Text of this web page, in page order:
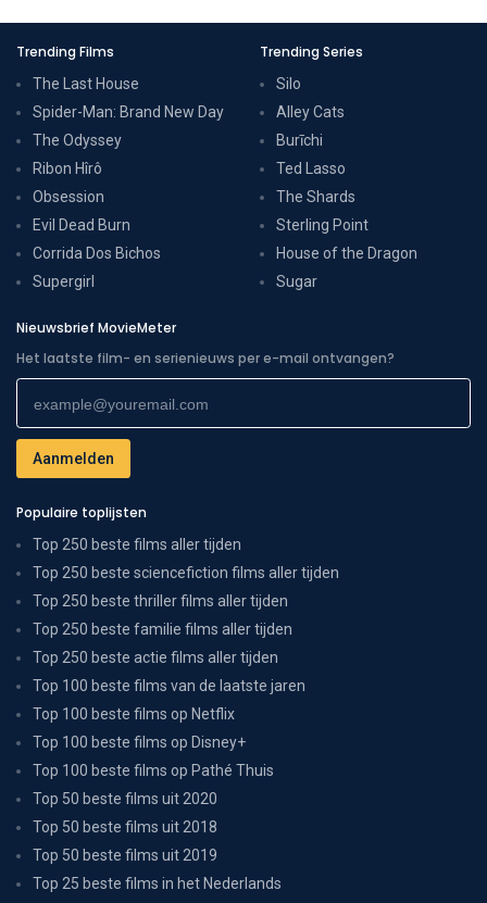
Trending Films
The Last House
Spider-Man: Brand New Day
The Odyssey
Ribon Hîrô
Obsession
Evil Dead Burn
Corrida Dos Bichos
Supergirl
Trending Series
Silo
Alley Cats
Burīchi
Ted Lasso
The Shards
Sterling Point
House of the Dragon
Sugar
Nieuwsbrief MovieMeter
Het laatste film- en serienieuws per e-mail ontvangen?
Populaire toplijsten
Top 250 beste films aller tijden
Top 250 beste sciencefiction films aller tijden
Top 250 beste thriller films aller tijden
Top 250 beste familie films aller tijden
Top 250 beste actie films aller tijden
Top 100 beste films van de laatste jaren
Top 100 beste films op Netflix
Top 100 beste films op Disney+
Top 100 beste films op Pathé Thuis
Top 50 beste films uit 2020
Top 50 beste films uit 2018
Top 50 beste films uit 2019
Top 25 beste films in het Nederlands